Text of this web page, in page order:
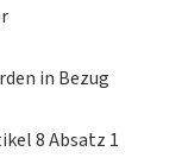
in Bezug
8 Absatz 1